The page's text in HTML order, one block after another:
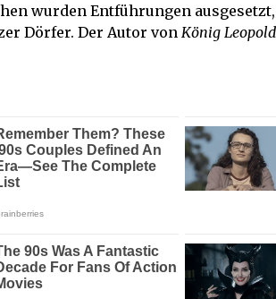
wurden Entführungen
Dörfer. Der Autor von König